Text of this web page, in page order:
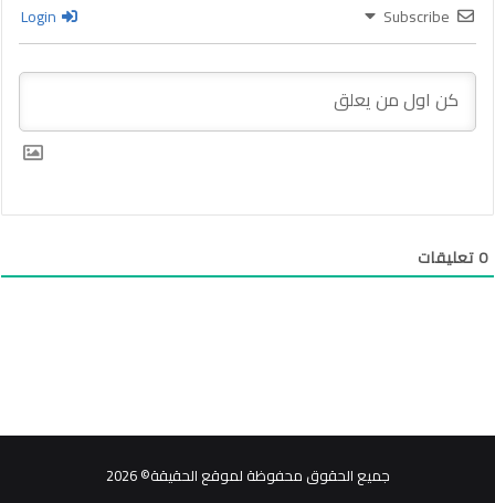
Subscribe
0تعليقات
جميع الحقوق محفوظة لموقع الحقيقة© 2026